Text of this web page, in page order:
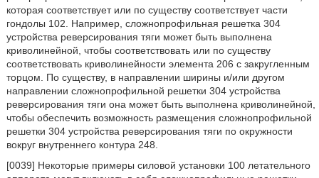
которая соответствует или по существу соответствует части
гондолы 102. Например, сложнопрофильная решетка 304
устройства реверсирования тяги может быть выполнена
криволинейной, чтобы соответствовать или по существу
соответствовать криволинейности элемента 206 с закругленным
торцом. По существу, в направлении ширины и/или другом
направлении сложнопрофильной решетки 304 устройства
реверсирования тяги она может быть выполнена криволинейной,
чтобы обеспечить возможность размещения сложнопрофильной
решетки 304 устройства реверсирования тяги по окружности
вокруг внутреннего контура 248.
[0039] Некоторые примеры силовой установки 100 летательного